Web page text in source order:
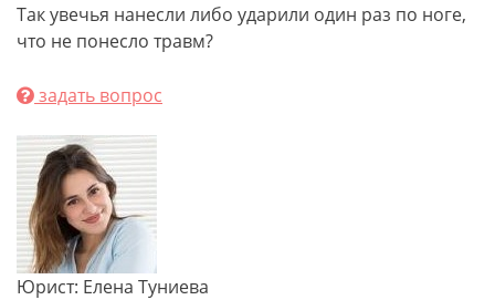
Так увечья нанесли либо ударили один раз по ноге,
что не понесло травм?
задать вопрос
Юрист: Елена Туниева